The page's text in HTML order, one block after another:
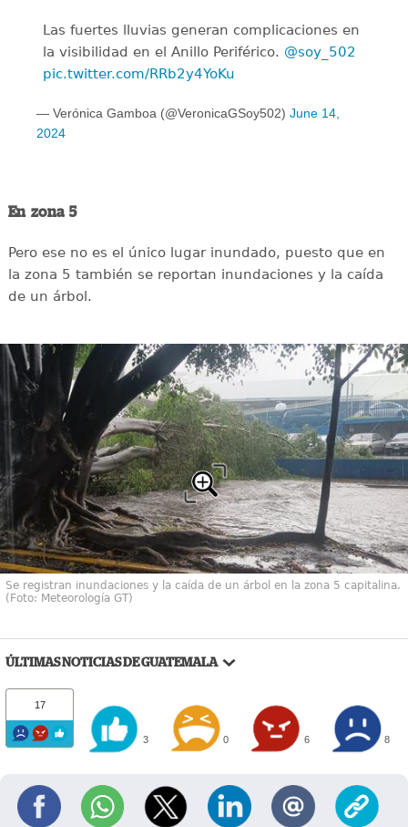
Las fuertes lluvias generan complicaciones en
la visibilidad en el Anillo Periférico. @soy_502
pic.twitter.com/RRb2y4YoKu
— Verónica Gamboa (@VeronicaGSoy502) June 14,
2024
En zona 5
Pero ese no es el único lugar inundado, puesto que en
la zona 5 también se reportan inundaciones y la caída
de un árbol.
Se registran inundaciones y la caída de un árbol en la zona 5 capitalina.
(Foto: Meteorología GT)
ÚLTIMAS NOTICIAS DE GUATEMALA
17
3 0 6 8